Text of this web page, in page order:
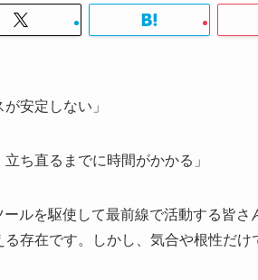
安定しない」
立ち直るまでに時間がかかる」
ルを駆使して最前線で活動する皆
存在です。しかし、気合や根性だ